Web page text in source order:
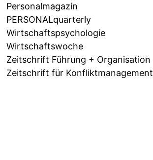
Personalmagazin
PERSONALquarterly
Wirtschaftspsychologie
Wirtschaftswoche
Zeitschrift Führung + Organisation
Zeitschrift für Konfliktmanagement